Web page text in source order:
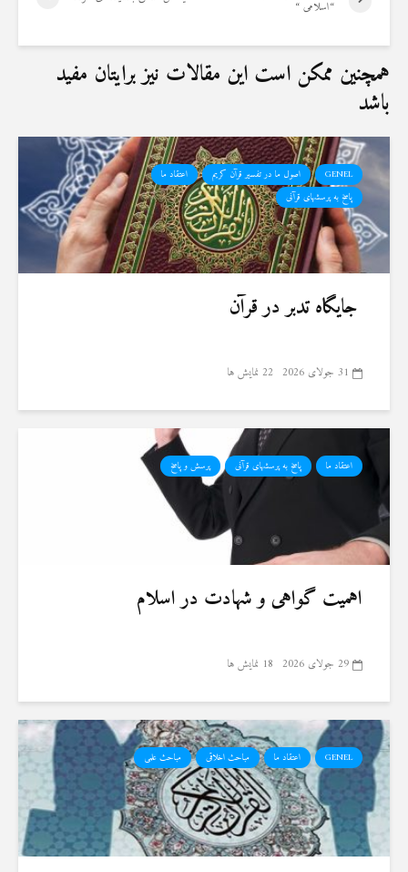
“اسلامی “
همچنین ممکن است این مقالات نیز برایتان مفید
باشد
GENEL اصول ما در تفسیر قرآن کریم
اعتقاد ما
پاسخ به پرسشهای قرآنی
جایگاه تدبر در قرآن
31 جولای 2026 22 نمایش ها
اعتقاد ما پاسخ به پرسشهای قرآنی پرسش و پاسخ
اهمیت گواهی و شهادت در اسلام
29 جولای 2026 18 نمایش ها
GENEL اعتقاد ما مباحث اخلاقی مباحث علمی